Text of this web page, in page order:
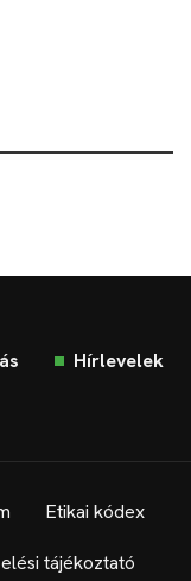
Hírlevelek
Etikai kódex
tájékoztató